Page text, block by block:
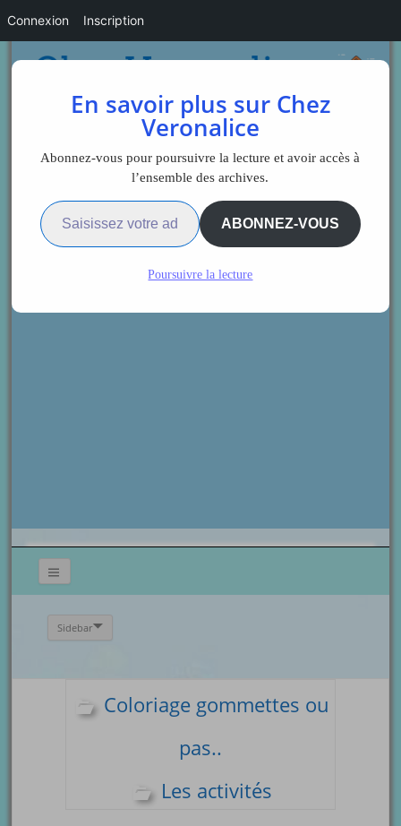
Sidebar
Coloriage gommettes ou
pas..
Les activités
En savoir plus sur Chez
Veronalice
Abonnez-vous pour poursuivre la lecture et avoir accès à
l’ensemble des archives.
Saisissez votre adresse e-mail…
ABONNEZ-VOUS
Poursuivre la lecture
Connexion Inscription